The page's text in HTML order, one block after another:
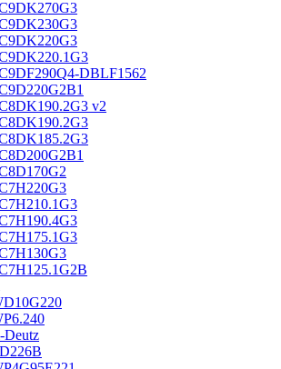
DBLF1562
v2
Deutz